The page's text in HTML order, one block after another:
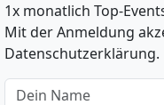
1x monatlich Top-
Mit der Anmeldung
Datenschutzerklärung.